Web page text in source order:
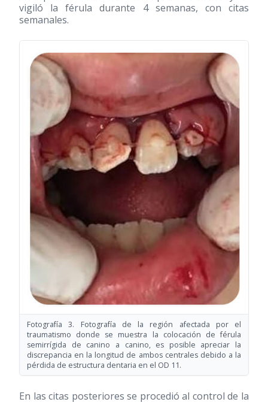
vigiló la férula durante 4 semanas, con citas
semanales.
Fotografía 3. Fotografía de la región afectada por el
traumatismo donde se muestra la colocación de férula
semirrígida de canino a canino, es posible apreciar la
discrepancia en la longitud de ambos centrales debido a la
pérdida de estructura dentaria en el OD 11.
En las citas posteriores se procedió al control de la